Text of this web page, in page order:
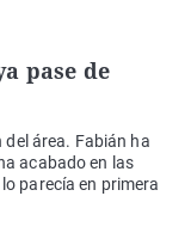
pase de
área. Fabián ha
acabado en las
parecía en primera